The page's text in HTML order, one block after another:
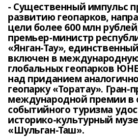
- Существенный импульс
развитию геопарков,
цели более 600 млн
премьер-министр
«Янган-Тау»,
включен в
глобальных геопарков
над приданием
геопарку «Торатау». Гран-
международной премии в
событийного туризма
историко-культурный
«Шульган-Таш».